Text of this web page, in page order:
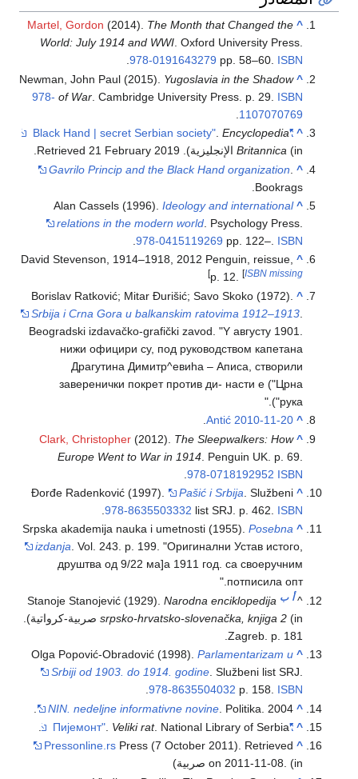
^
Martel, Gordon (2014). The Month that Changed the
World: July 1914 and WWI. Oxford University Press.
pp. 58–60. ISBN
978-0191643279
.
^
Newman, John Paul (2015). Yugoslavia in the Shadow
of War . Cambridge University Press. p. 29. ISBN
978-
1107070769
^
"Black Hand | secret Serbian society"
.Encyclopedia
Britannica (in الإنجليزية) . Retrieved
21 February 2019
.
^
Gavrilo Princip and the Black Hand organization
Bookrags.
^
Alan Cassels (1996).Ideology and international
relations in the modern world . Psychology Press.
pp. 122–. ISBN
978-0415119269
.
^
David Stevenson, 1914–1918, 2012 Penguin, reissue,
p. 12.[ISBN missing
]
^
Borislav Ratković; Mitar Đurišić; Savo Skoko (1972).
Srbija i Crna Gora u balkanskim ratovima 1912–1913
Beogradski izdavačko-grafički zavod. Y августу 1901.
нижи официри су, под руководством капетана
Драгутина Димитр^евиhа – Аписа, створили
заверенички покрет против ди- насти е ("Црна
рука").
^
Antić 2010-11-20
.
^
Clark, Christopher (2012). The Sleepwalkers: How
Europe Went to War in 1914 . Penguin UK. p. 69.
ISBN
978-0718192952
.
^
Đorđe Radenković (1997). Pašić i Srbija . Službeni
list SRJ. p. 462. ISBN
978-8635503332
.
^
Srpska akademija nauka i umetnosti (1955).Posebna
izdanja. Vol. 243. p. 199. Оригинални Устав истого,
друштва од 9/22 ма]а 1911 год. са своеручним
потписила опт.
^أ ب Stanoje Stanojević (1929).Narodna enciklopedija
srpsko-hrvatsko-slovenačka, knjiga 2(in صربية-كرواتية).
Zagreb. p. 181.
^
Olga Popović-Obradović (1998).Parlamentarizam u
Srbiji od 1903. do 1914. godine . Službeni list SRJ.
p. 158. ISBN
978-8635504032
.
^
NIN. nedeljne informativne novine . Politika. 2004.
^
"Пијемонт"
Veliki rat. National Library of Serbia.
^
Pressonline.rs Press (7 October 2011). Retrieved
on 2011-11-08.(in صربية)